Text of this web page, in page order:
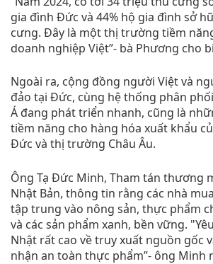
gia đình Đức và 44% hộ gia đình sở
cưng. Đây là một thị trường tiềm
doanh nghiệp Việt”- bà Phương cho
Ngoài ra, cộng đồng người Việt và
đảo tại Đức, cùng hệ thống phân
Á đang phát triển nhanh, cũng là
tiềm năng cho hàng hóa xuất khẩu
Đức và thị trường Châu Âu.
Ông Tạ Đức Minh, Tham tán thương
Nhật Bản, thông tin rằng các nhà
tập trung vào nông sản, thực phẩm
và các sản phẩm xanh, bền vững.
Nhật rất cao về truy xuất nguồn gốc
nhận an toàn thực phẩm”- ông Minh